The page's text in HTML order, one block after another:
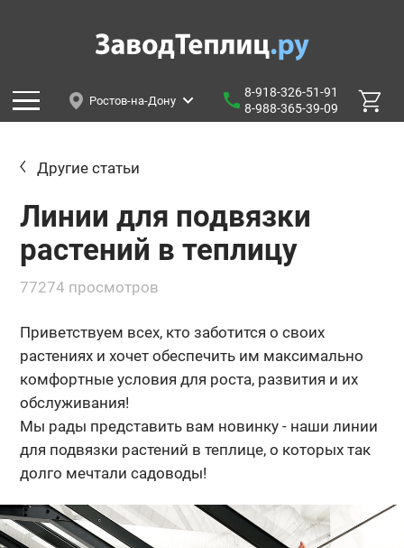
Ростов-на-Дону
8-918-326-51-91
8-988-365-39-09
Другие статьи
Линии для подвязки
растений в теплицу
77274 просмотров
‍Приветствуем всех, кто заботится о своих
растениях и хочет обеспечить им максимально
комфортные условия для роста, развития и их
обслуживания!
Мы рады представить вам новинку - наши линии
для подвязки растений в теплице, о которых так
долго мечтали садоводы!